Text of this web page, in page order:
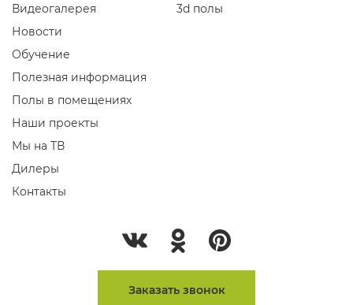
Видеогалерея
Новости
Обучение
Полезная информация
Полы в помещениях
Наши проекты
Мы на ТВ
Дилеры
Контакты
3d полы
Заказать звонок